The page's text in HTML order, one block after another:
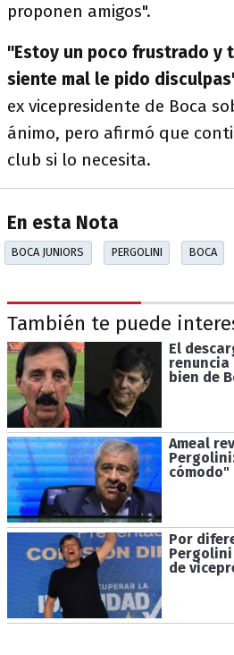
proponen amigos".
"Estoy un poco frustrado y
siente mal le pido
ex vicepresidente de Boca
ánimo, pero afirmó que
club si lo necesita.
En esta Nota
BOCA JUNIORS PERGOLINI BOCA
También te puede
El
renuncia
bien de
Ameal
cómodo"
Por
de